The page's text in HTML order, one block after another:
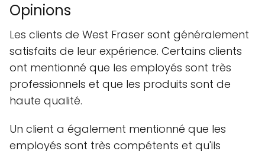
Opinions
Les clients de West Fraser sont généralement
satisfaits de leur expérience. Certains clients
ont mentionné que les employés sont très
professionnels et que les produits sont de
haute qualité.
Un client a également mentionné que les
employés sont très compétents et qu'ils